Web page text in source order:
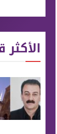
الأكثر